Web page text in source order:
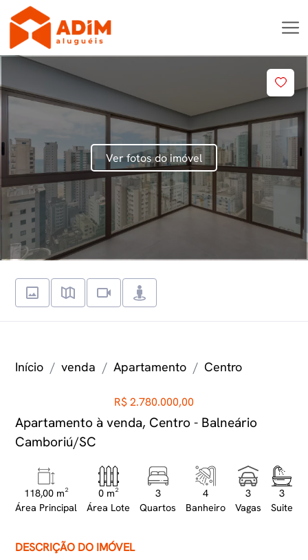
Ver fotos do imóvel
Início venda Apartamento Centro
R$ 2.780.000,00
Apartamento à venda, Centro - Balneário
Camboriú/SC
118,00 m²
Área Principal
0 m²
Área Lote
3
Quartos
4
Banheiro
3
Vagas
3
Suite
DESCRIÇÃO DO IMÓVEL